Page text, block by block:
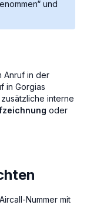
und
Anruf in der
in Gorgias
interne
oder
Nummer mit